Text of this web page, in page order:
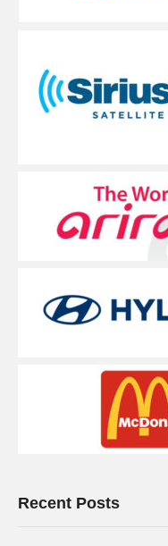
Recent Posts